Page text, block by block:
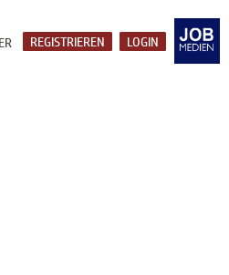
LOGIN
REGISTRIEREN